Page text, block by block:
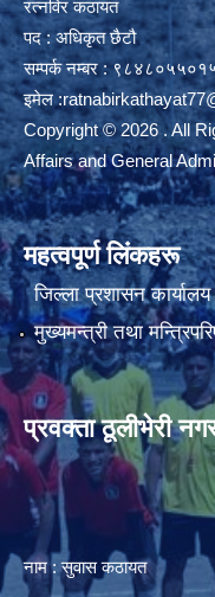
रत्नविर कठायत
पद : अधिकृत छैटौ
सम्पर्क नम्बर :
इमेल :
Copyright © 2026 . All
Affairs and General
महत्वपूर्ण लिंकहरू
जिल्ला प्रशासन कार्यालय
मुख्यमन्त्री तथा
प्रवक्ता ठूलीभेरी
नाम : सुवास कठायत